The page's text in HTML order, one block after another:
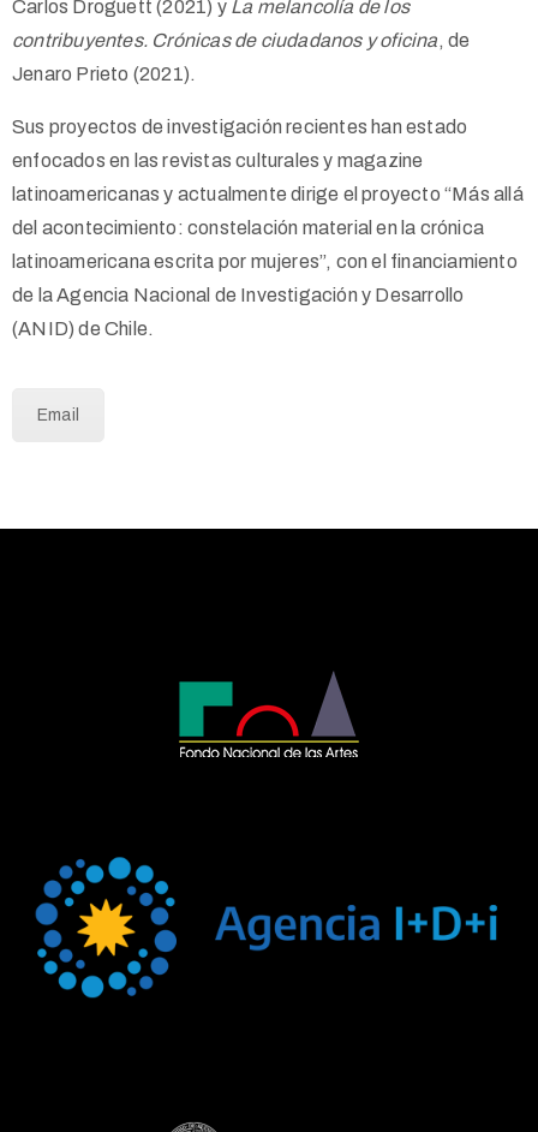
Carlos Droguett (2021) y La melancolía de los
contribuyentes. Crónicas de ciudadanos y oficina, de
Jenaro Prieto (2021).
Sus proyectos de investigación recientes han estado
enfocados en las revistas culturales y magazine
latinoamericanas y actualmente dirige el proyecto “Más allá
del acontecimiento: constelación material en la crónica
latinoamericana escrita por mujeres”, con el financiamiento
de la Agencia Nacional de Investigación y Desarrollo
(ANID) de Chile.
Email